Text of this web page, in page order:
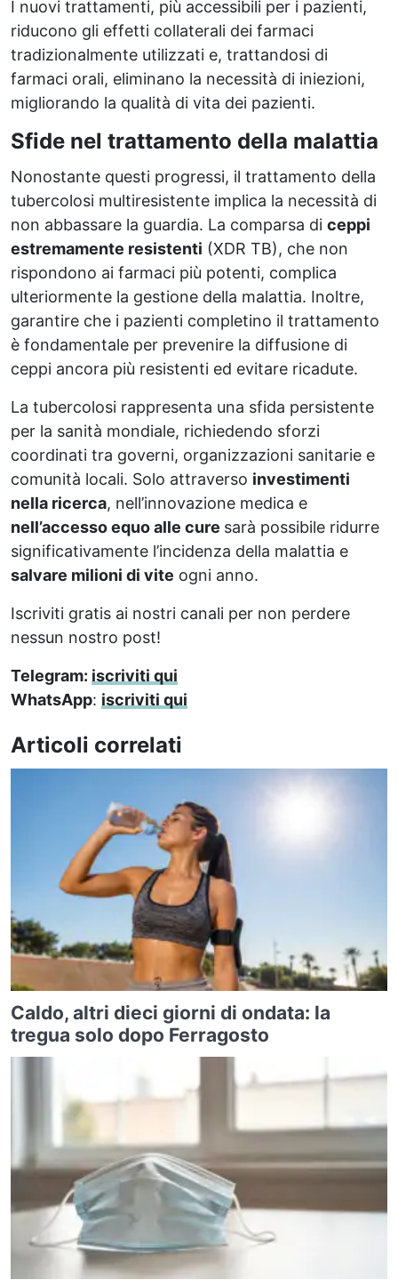
I nuovi trattamenti, più accessibili per i pazienti,
riducono gli effetti collaterali dei farmaci
tradizionalmente utilizzati e, trattandosi di
farmaci orali, eliminano la necessità di iniezioni,
migliorando la qualità di vita dei pazienti.
Sfide nel trattamento della malattia
Nonostante questi progressi, il trattamento della
tubercolosi multiresistente implica la necessità di
non abbassare la guardia. La comparsa di ceppi
estremamente resistenti (XDR TB), che non
rispondono ai farmaci più potenti, complica
ulteriormente la gestione della malattia. Inoltre,
garantire che i pazienti completino il trattamento
è fondamentale per prevenire la diffusione di
ceppi ancora più resistenti ed evitare ricadute.
La tubercolosi rappresenta una sfida persistente
per la sanità mondiale, richiedendo sforzi
coordinati tra governi, organizzazioni sanitarie e
comunità locali. Solo attraverso investimenti
nella ricerca, nell’innovazione medica e
nell’accesso equo alle cure sarà possibile ridurre
significativamente l’incidenza della malattia e
salvare milioni di vite ogni anno.
Iscriviti gratis ai nostri canali per non perdere
nessun nostro post!
Telegram: iscriviti qui
WhatsApp: iscriviti qui
Articoli correlati
Caldo, altri dieci giorni di ondata: la
tregua solo dopo Ferragosto